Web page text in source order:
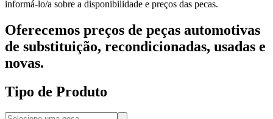
informá-lo/a sobre a disponibilidade e preços das pecas.
Oferecemos preços de peças automotivas
de substituição, recondicionadas, usadas e
novas.
Tipo de Produto